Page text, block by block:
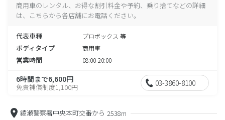
商用車のレンタル、お得な割引料金や予約、乗り捨てなどの詳細
は、こちらから各店舗にお電話ください。
代表車種 プロボックス 等
ボディタイプ 商用車
営業時間 08:00-20:00
6時間まで6,600円
免責補償制度1,100円 03-3860-8100
綾瀬警察署中央本町交番から 2538m